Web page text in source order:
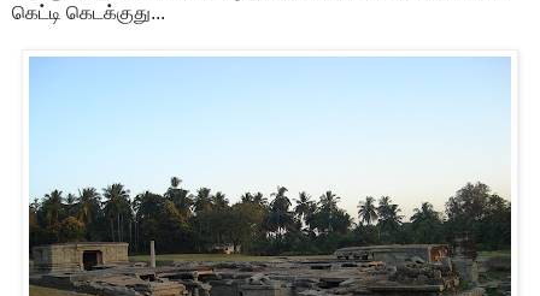
கெட்டி கெடக்குது...